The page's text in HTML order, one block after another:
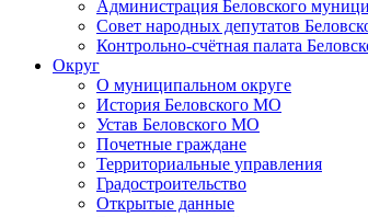
Администрация Беловского
Совет народных депутатов
Контрольно-счётная палата
Округ
О муниципальном округе
История Беловского МО
Устав Беловского МО
Почетные граждане
Территориальные управления
Градостроительство
Открытые данные